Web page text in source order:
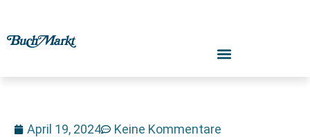
April 19, 2024 Keine Kommentare